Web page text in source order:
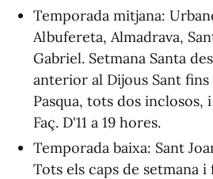
Temporada mitjana:
Albufereta, Almadrava,
Gabriel. Setmana Santa
anterior al Dijous Sant
Pasqua, tots dos inclosos,
Faç. D'11 a 19 hores.
Temporada baixa: Sant
Tots els caps de setmana i